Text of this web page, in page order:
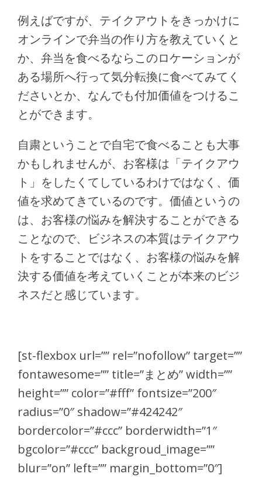
例えばですが、テイクアウトをきっかけに
オンラインで弁当の作り方を教えていくと
か、弁当を食べるならこのロケーションが
ある場所へ行って気分転換に食べてみてく
ださいとか、なんでも付加価値をつけるこ
とができます。
自粛ということで自宅で食べることも大事
かもしれませんが、お客様は「テイクアウ
ト」をしたくてしているわけではなく、価
値を求めてきているのです。価値というの
は、お客様の悩みを解決することができる
ことなので、ビジネスの本質はテイクアウ
トをすることではなく、お客様の悩みを解
決する価値を考えていくことが本来のビジ
ネスだと感じています。
[st-flexbox url=”” rel=”nofollow” target=””
fontawesome=”” title=”まとめ” width=””
height=”” color=”#fff” fontsize=”200″
radius=”0″ shadow=”#424242″
bordercolor=”#ccc” borderwidth=”1″
bgcolor=”#ccc” backgroud_image=””
blur=”on” left=”” margin_bottom=”0″]